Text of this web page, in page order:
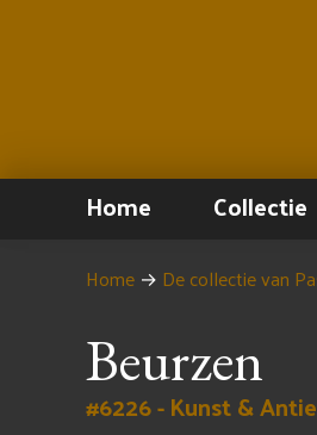
Home Collectie
Home → De collectie van
Beurzen
#6226 - Kunst &